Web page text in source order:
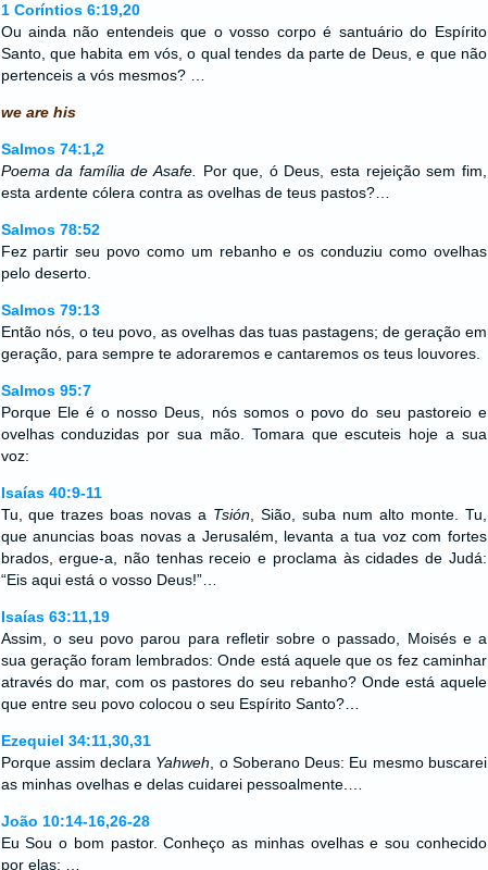
1 Coríntios 6:19,20
Ou ainda não entendeis que o vosso corpo é santuário do Espírito
Santo, que habita em vós, o qual tendes da parte de Deus, e que não
pertenceis a vós mesmos? …
we are his
Salmos 74:1,2
Poema da família de Asafe.
Por que, ó Deus, esta rejeição sem fim,
esta ardente cólera contra as ovelhas de teus pastos?…
Salmos 78:52
Fez partir seu povo como um rebanho e os conduziu como ovelhas
pelo deserto.
Salmos 79:13
Então nós, o teu povo, as ovelhas das tuas pastagens; de geração em
geração, para sempre te adoraremos e cantaremos os teus louvores.
Salmos 95:7
Porque Ele é o nosso Deus, nós somos o povo do seu pastoreio e
ovelhas conduzidas por sua mão. Tomara que escuteis hoje a sua
voz:
Isaías 40:9-11
Tu, que trazes boas novas a Tsión , Sião, suba num alto monte. Tu,
que anuncias boas novas a Jerusalém, levanta a tua voz com fortes
brados, ergue-a, não tenhas receio e proclama às cidades de Judá:
“Eis aqui está o vosso Deus!”…
Isaías 63:11,19
Assim, o seu povo parou para refletir sobre o passado, Moisés e a
sua geração foram lembrados: Onde está aquele que os fez caminhar
através do mar, com os pastores do seu rebanho? Onde está aquele
que entre seu povo colocou o seu Espírito Santo?…
Ezequiel 34:11,30,31
Porque assim declara Yahweh , o Soberano Deus: Eu mesmo buscarei
as minhas ovelhas e delas cuidarei pessoalmente.…
João 10:14-16,26-28
Eu Sou o bom pastor. Conheço as minhas ovelhas e sou conhecido
por elas; …